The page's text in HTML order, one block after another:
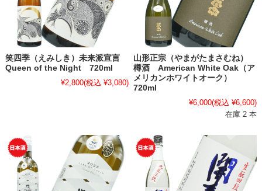
笑四季（えみしき）未来派宣言
Queen of the Night 720ml
¥2,800(税込 ¥3,080)
山形正宗（やまがたまさむね）
樽酒 American White Oak（ア
メリカンホワイトオーク）
720ml
¥6,000(税込 ¥6,600)
在庫 2 本